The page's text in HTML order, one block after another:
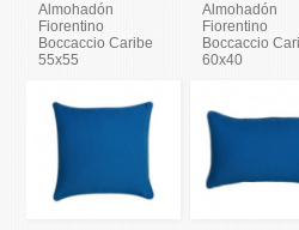
Almohadón
Fiorentino
Boccaccio Caribe
55x55
Almohadón
Fiorentino
Boccaccio
60x40